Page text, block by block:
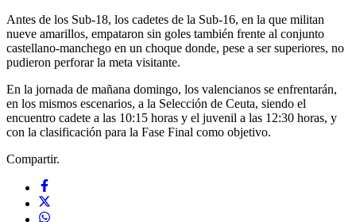
Antes de los Sub-18, los cadetes de la Sub-16, en la que militan
nueve amarillos, empataron sin goles también frente al conjunto
castellano-manchego en un choque donde, pese a ser superiores, no
pudieron perforar la meta visitante.
En la jornada de mañana domingo, los valencianos se enfrentarán,
en los mismos escenarios, a la Selección de Ceuta, siendo el
encuentro cadete a las 10:15 horas y el juvenil a las 12:30 horas, y
con la clasificación para la Fase Final como objetivo.
Compartir.